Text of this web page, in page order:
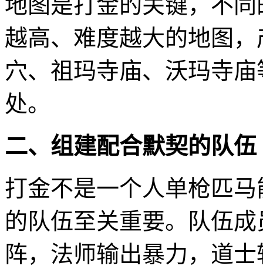
越高、难度越大的地图
穴、祖玛寺庙、沃玛寺
处。
二、组建配合默契的队伍
打金不是一个人单枪匹
的队伍至关重要。队伍
阵，法师输出暴力，道